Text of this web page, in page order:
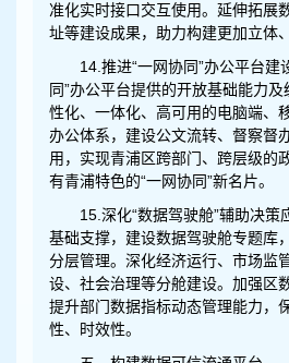
准化实时接口交互使用。延伸拓展
址等建设成果，助力构建更加立体
14.推进“一网协同”办公平台建
同”办公平台提供的开放基础能力
性化、一体化、高可用的电脑端、
办公体系，建设公文流转、督察督
用，实现青浦区跨部门、跨层级的
有青浦特色的“一网协同”新名片。
15.深化“数据驾驶舱”辅助决
基础支撑，建设数据驾驶舱专题库
分层管理。深化经济运行、市场监
设、社会治理等分舱建设。加强区
提升部门数据指标动态管理能力，
性、时效性。